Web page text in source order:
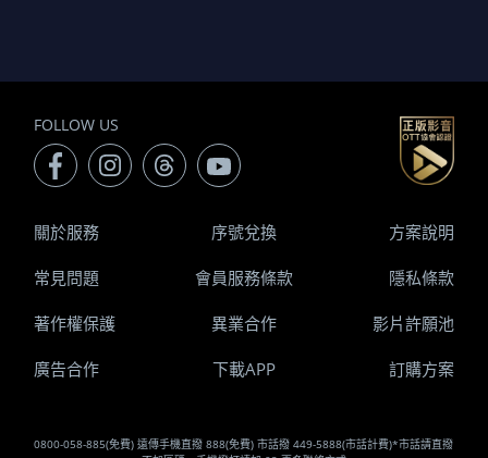
FOLLOW US
0800-058-885(免費) 遠傳手機直撥 888(免費) 市話撥 449-5888(市話計費)*市話請直撥
關於服務 序號兌換 方案說明
常見問題 會員服務條款 隱私條款
著作權保護 異業合作 影片許願池
廣告合作 下載APP 訂購方案